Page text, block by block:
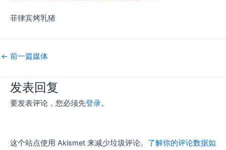
菲律宾烤乳猪
← 前一篇媒体
发表回复
要发表评论，您必须先登录。
这个站点使用 Akismet 来减少垃圾评论。 了解你的评论数据如